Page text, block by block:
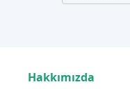
Hakkımızda